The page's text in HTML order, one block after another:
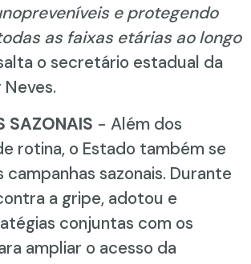
e protegendo
as faixas etárias ao longo
o secretário estadual da
Neves.
SAZONAIS - Além dos
rotina, o Estado também se
sazonais. Durante
a gripe, adotou e
conjuntas com os
ampliar o acesso da